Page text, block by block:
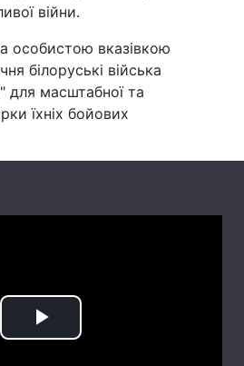
Туризм
Погода
війни.
особистою вказівкою
білоруські війська
для масштабної та
їхніх бойових
Play